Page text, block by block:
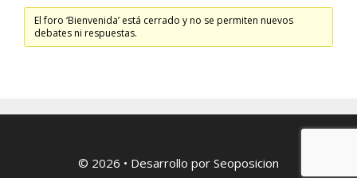
El foro ‘Bienvenida’ está cerrado y no se permiten nuevos
debates ni respuestas.
© 2026 • Desarrollo por Seoposicion